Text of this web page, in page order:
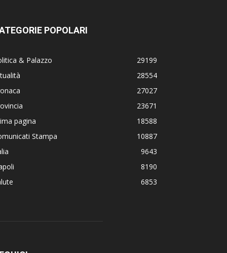
POPOLARI
& Palazzo
29199
28554
27027
23671
pagina
18588
Stampa
10887
9643
8190
6853